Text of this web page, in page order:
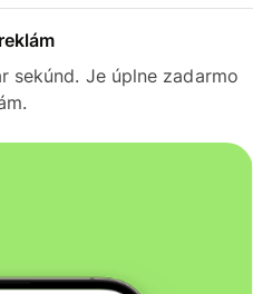
sekúnd. Je úplne zadarmo